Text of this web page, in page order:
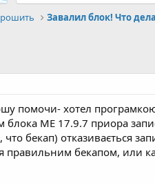
Завалил блок! Что
помочи- хотел
ME 17.9.7 приора
бекап) отказивається
правильним бекапом, или